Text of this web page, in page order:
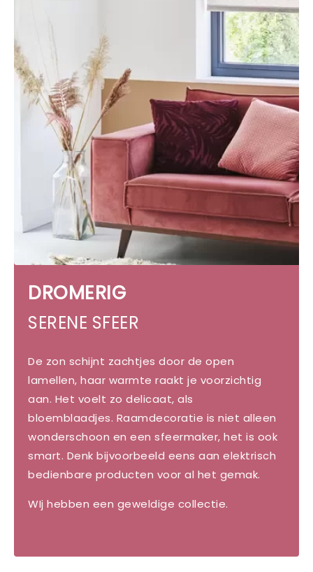
DROMERIG
SERENE SFEER
De zon schijnt zachtjes door de open
lamellen, haar warmte raakt je voorzichtig
aan. Het voelt zo delicaat, als
bloemblaadjes. Raamdecoratie is niet alleen
wonderschoon en een sfeermaker, het is ook
smart. Denk bijvoorbeeld eens aan elektrisch
bedienbare producten voor al het gemak.
WIj hebben een geweldige collectie.